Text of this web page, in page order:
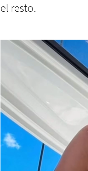
el resto.